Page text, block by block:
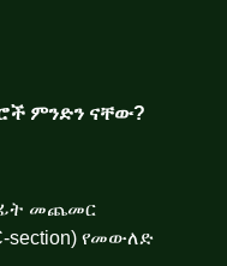
ምንድን ናቸው?
መጨመር
section) የመውለድ